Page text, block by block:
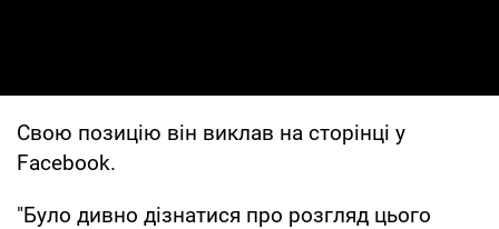
Свою позицію він виклав на сторінці у
Facebook.
"Було дивно дізнатися про розгляд цього